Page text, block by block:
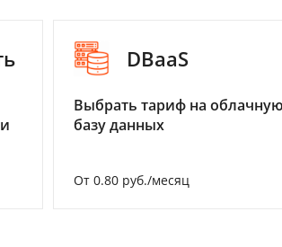
DBaaS
Выбрать тариф на
базу данных
От 0.80 руб./месяц